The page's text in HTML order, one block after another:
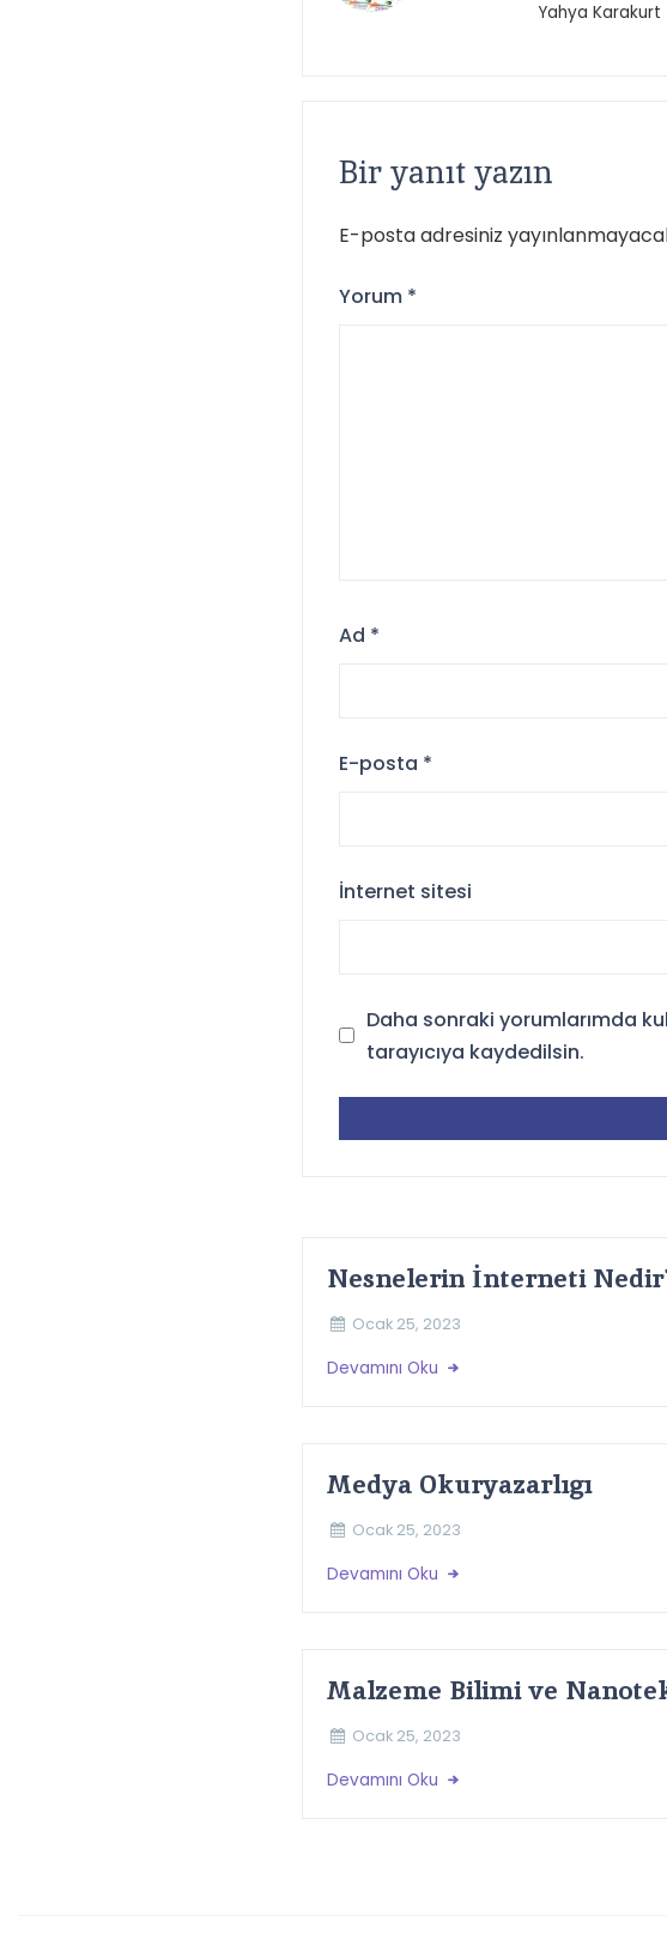
Yahya Karakurt
Bir yanıt yazın
E-posta adresiniz
Yorum *
Ad *
E-posta *
İnternet sitesi
Daha sonraki yorumlarımda
tarayıcıya kaydedilsin.
Nesnelerin İnterneti
Ocak 25, 2023
Devamını Oku
Medya Okuryazarlığı
Ocak 25, 2023
Devamını Oku
Malzeme Bilimi ve
Ocak 25, 2023
Devamını Oku